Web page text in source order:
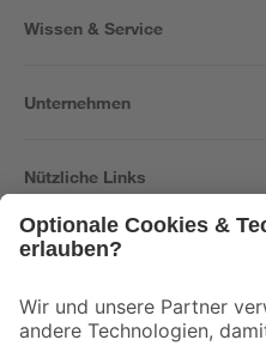
Wissen & Service
Unternehmen
Nützliche Links
Der toom Newsletter: Keine